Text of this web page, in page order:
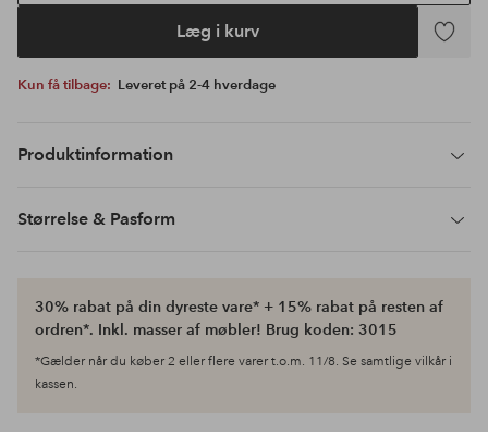
Læg i kurv
Tilføj
Kun få tilbage: Leveret på 2-4 hverdage
Produktinformation
Størrelse & Pasform
30% rabat på din dyreste vare* + 15% rabat på resten af
ordren*. Inkl. masser af møbler! Brug koden: 3015
*Gælder når du køber 2 eller flere varer t.o.m. 11/8. Se samtlige vilkår i
kassen.